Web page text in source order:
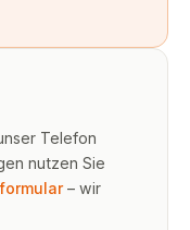
Telefon
nutzen Sie
– wir